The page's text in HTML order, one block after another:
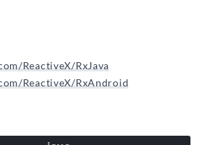
ReactiveX/RxJava
ReactiveX/RxAndroid